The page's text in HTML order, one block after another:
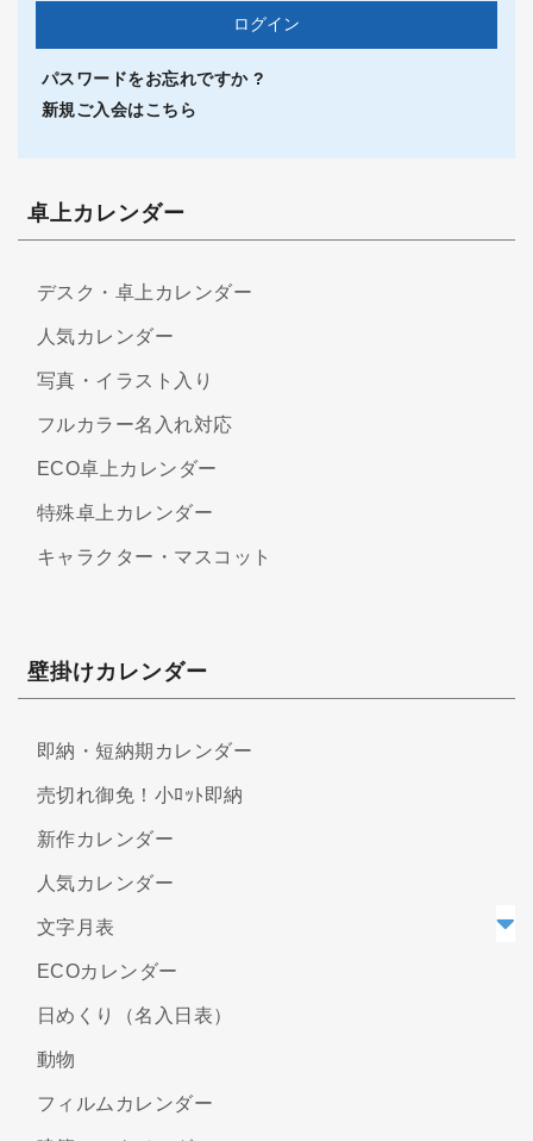
パスワードをお忘れですか ?
新規ご入会はこちら
卓上カレンダー
デスク・卓上カレンダー
人気カレンダー
写真・イラスト入り
フルカラー名入れ対応
ECO卓上カレンダー
特殊卓上カレンダー
キャラクター・マスコット
壁掛けカレンダー
即納・短納期カレンダー
売切れ御免！小ﾛｯﾄ即納
新作カレンダー
人気カレンダー
文字月表
ECOカレンダー
日めくり（名入日表）
動物
フィルムカレンダー